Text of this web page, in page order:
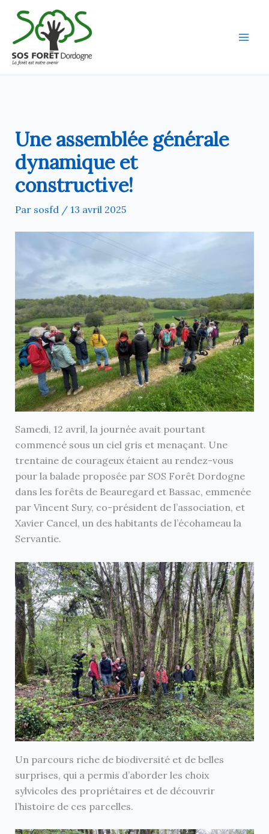
contenu
Une assemblée générale
dynamique et
constructive!
Par sosfd / 13 avril 2025
Samedi, 12 avril, la journée avait pourtant
commencé sous un ciel gris et menaçant. Une
trentaine de courageux étaient au rendez-vous
pour la balade proposée par SOS Forêt Dordogne
dans les forêts de Beauregard et Bassac, emmenée
par Vincent Sury, co-président de l’association, et
Xavier Cancel, un des habitants de l’écohameau la
Servantie.
Un parcours riche de biodiversité et de belles
surprises, qui a permis d’aborder les choix
sylvicoles des propriétaires et de découvrir
l’histoire de ces parcelles.